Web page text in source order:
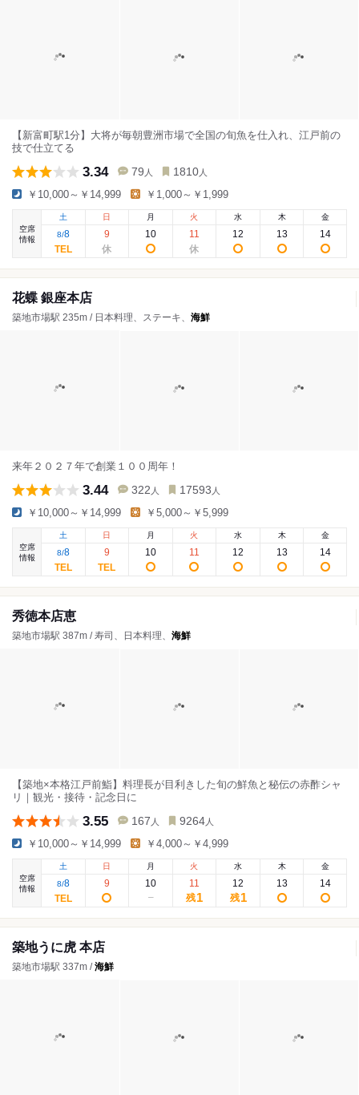
【新富町駅1分】大将が毎朝豊洲市場で全国の旬魚を仕入れ、江戸前の
技で仕立てる
3.34 79 人 1810 人
￥10,000～￥14,999 ￥1,000～￥1,999
空席
情報
土
8/8
日
9
月
10
火
11
水
12
木
13
金
14
花蝶 銀座本店
築地市場駅 235m / 日本料理、ステーキ、 海鮮
来年２０２７年で創業１００周年！
3.44 322 人 17593 人
￥10,000～￥14,999 ￥5,000～￥5,999
空席
情報
土
8/8
日
9
月
10
火
11
水
12
木
13
金
14
秀徳本店恵
築地市場駅 387m / 寿司、日本料理、 海鮮
【築地×本格江戸前鮨】料理長が目利きした旬の鮮魚と秘伝の赤酢シャ
リ｜観光・接待・記念日に
3.55 167 人 9264 人
￥10,000～￥14,999 ￥4,000～￥4,999
空席
情報
土
8/8
日
9
月
10
火
11
残1
水
12
残1
木
13
金
14
築地うに虎 本店
築地市場駅 337m /海鮮